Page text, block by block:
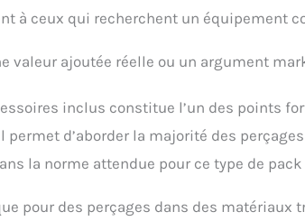
à ceux qui recherchent un équipement
valeur ajoutée réelle ou un argument
inclus constitue l’un des points
d’aborder la majorité des
la norme attendue pour ce type de
pour des perçages dans des